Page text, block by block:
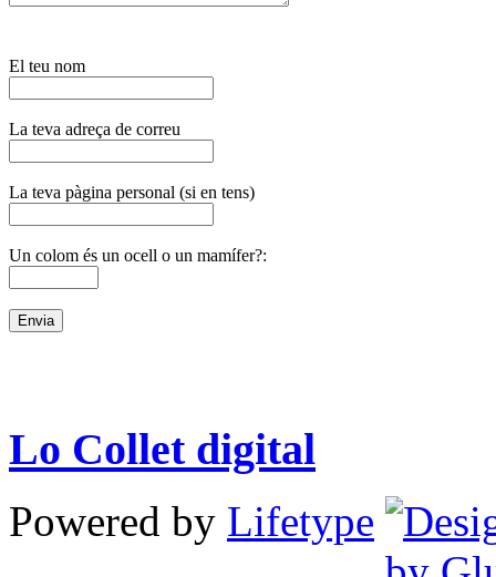
El teu nom
La teva adreça de correu
La teva pàgina personal (si en tens)
Un colom és un ocell o un mamífer?:
Lo Collet digital
Powered by Lifetype